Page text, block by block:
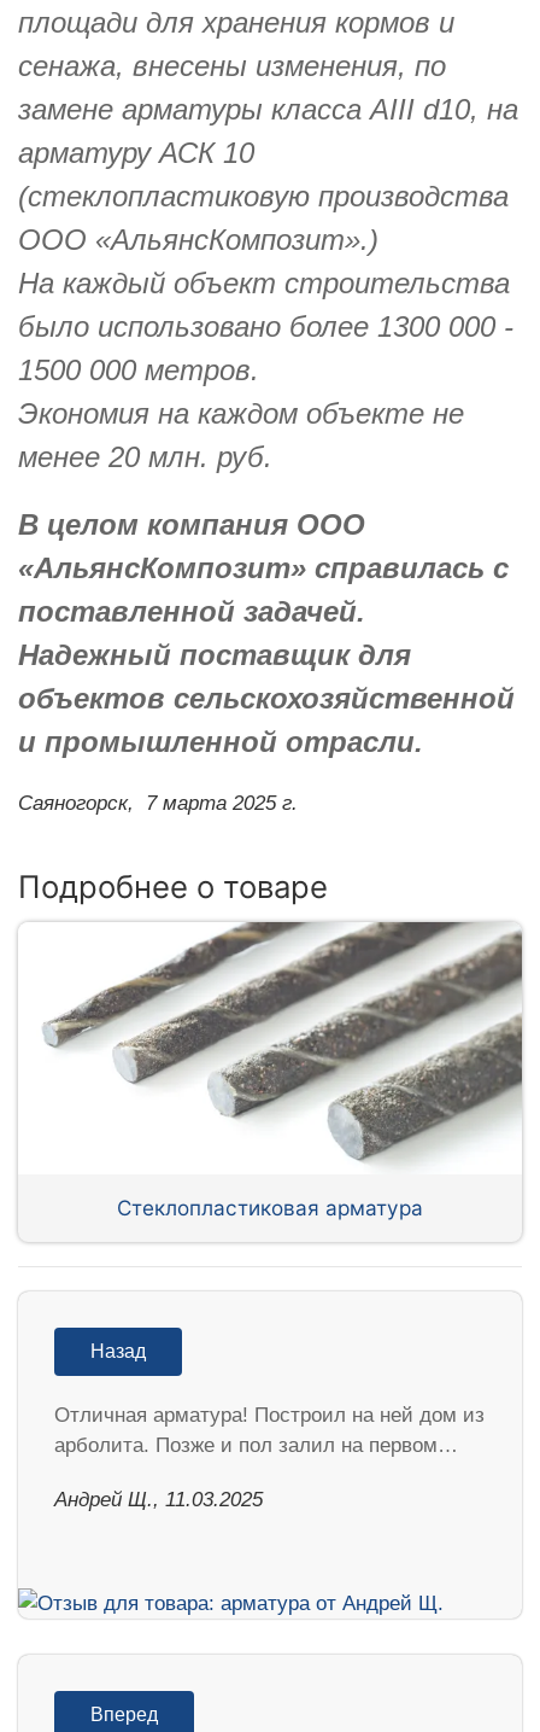
площади для хранения кормов и
сенажа, внесены изменения, по
замене арматуры класса АIII d10, на
арматуру АСК 10
(стеклопластиковую производства
OOO «АльянсКомпозит».)
На каждый объект строительства
было использовано более 1300 000 -
1500 000 метров.
Экономия на каждом объекте не
менее 20 млн. руб.
В целом компания ООО
«АльянсКомпозит» справилась с
поставленной задачей.
Надежный поставщик для
объектов сельскохозяйственной
и промышленной отрасли.
Саяногорск, 7 марта 2025 г.
Подробнее о товаре
Стеклопластиковая арматура
Назад
Отличная арматура! Построил на ней дом из
арболита. Позже и пол залил на первом…
Андрей Щ., 11.03.2025
Вперед